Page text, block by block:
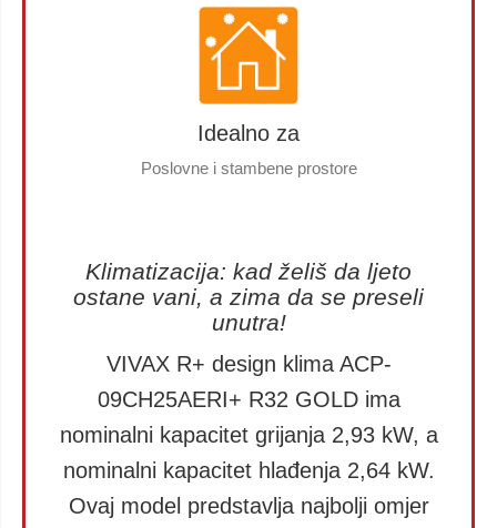
Idealno za
Poslovne i stambene prostore
Klimatizacija: kad želiš da ljeto
ostane vani, a zima da se preseli
unutra!
VIVAX R+ design klima ACP-
09CH25AERI+ R32 GOLD ima
nominalni kapacitet grijanja 2,93 kW, a
nominalni kapacitet hlađenja 2,64 kW.
Ovaj model predstavlja najbolji omjer